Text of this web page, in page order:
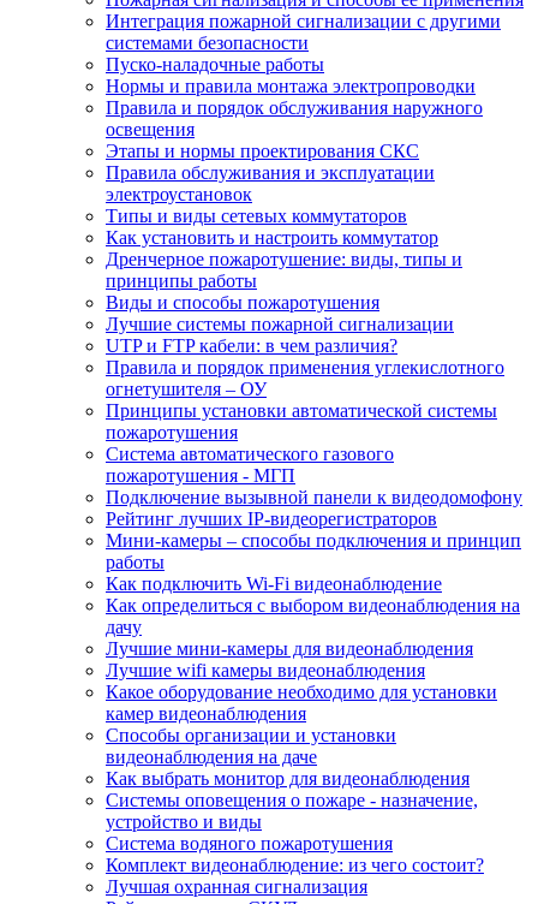
Интеграция пожарной сигнализации с другими
системами безопасности
Пуско-наладочные работы
Нормы и правила монтажа электропроводки
Правила и порядок обслуживания наружного
освещения
Этапы и нормы проектирования СКС
Правила обслуживания и эксплуатации
электроустановок
Типы и виды сетевых коммутаторов
Как установить и настроить коммутатор
Дренчерное пожаротушение: виды, типы и
принципы работы
Виды и способы пожаротушения
Лучшие системы пожарной сигнализации
UTP и FTP кабели: в чем различия?
Правила и порядок применения углекислотного
огнетушителя – ОУ
Принципы установки автоматической системы
пожаротушения
Система автоматического газового
пожаротушения - МГП
Подключение вызывной панели к видеодомофону
Рейтинг лучших IP-видеорегистраторов
Мини-камеры – способы подключения и принцип
работы
Как подключить Wi-Fi видеонаблюдение
Как определиться с выбором видеонаблюдения на
дачу
Лучшие мини-камеры для видеонаблюдения
Лучшие wifi камеры видеонаблюдения
Какое оборудование необходимо для установки
камер видеонаблюдения
Способы организации и установки
видеонаблюдения на даче
Как выбрать монитор для видеонаблюдения
Системы оповещения о пожаре - назначение,
устройство и виды
Система водяного пожаротушения
Комплект видеонаблюдение: из чего состоит?
Лучшая охранная сигнализация